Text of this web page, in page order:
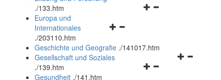
Navigationsmenü
./133.htm
Navigationsmenü
und
schließen
Europa und
Internationales
./203110.htm
Geschichte und Geografie ./141017.htm
Navigationsmenü
Gesellschaft und Soziales
./139.htm
Gesundheit ./141.htm